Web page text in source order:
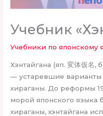
Учебник
Учебники по японскому
Хэнтайгана (яп. 変体仮名,
— устаревшие варианты
хираганы. До реформы
морой японского языка
хираганы, хэнтайгана